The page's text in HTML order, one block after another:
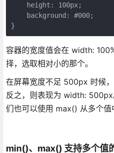
    height: 100px;
    background: #000;
}
容器的宽度值会在 width:
择，选取相对小的那个。
在屏幕宽度不足 500px 时候
反之，则表现为 width:
们也可以使用 max() 从多个值
min()、max() 支持多个值